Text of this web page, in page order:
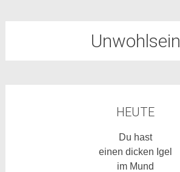
Unwohlsein
HEUTE
Du hast
einen dicken Igel
im Mund